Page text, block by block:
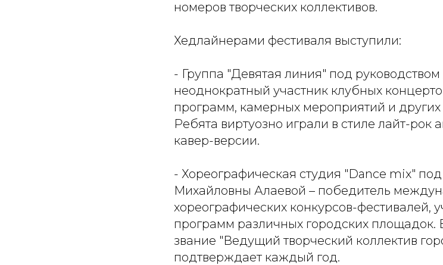
номеров творческих коллективов.
Хедлайнерами фестиваля выступили:
- Группа "Девятая линия" под
неоднократный участник клубных
программ, камерных мероприятий и
Ребята виртуозно играли в стиле лайт-рок
кавер-версии.
- Хореографическая студия "Dance mix"
Михайловны Алаевой – победитель
хореографических конкурсов-фестивалей,
программ различных городских площадок.
звание "Ведущий творческий коллектив
подтверждает каждый год.